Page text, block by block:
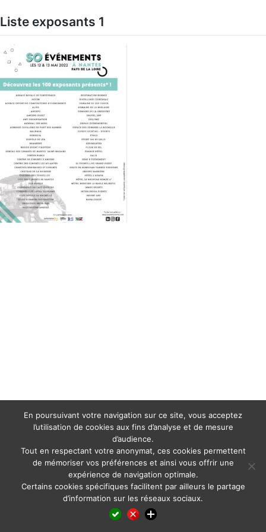
content
Liste exposants 1
LinkedIn
X WhatsAppPinterest
En poursuivant votre navigation sur ce site, vous acceptez
l’utilisation de cookies aux fins d’analyse et de mesure
d’audience.
Tout en respectant votre anonymat, ces cookies permettent
de mémoriser vos préférences et ainsi vous offrir une
expérience de navigation optimale.
Certains cookies spécifiques facilitent par ailleurs le partage
d’information sur les réseaux sociaux.